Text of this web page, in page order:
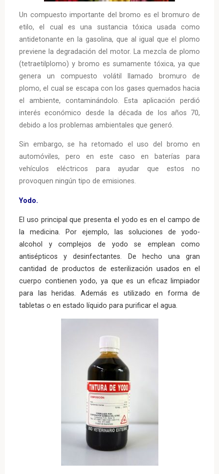
Un compuesto importante del bromo es el bromuro de
etilo, el cual es una sustancia tóxica usada como
antidetonante en la gasolina, que al igual que el plomo
previene la degradación del motor. La mezcla de plomo
(tetraetilplomo) y bromo es sumamente tóxica, ya que
genera un compuesto volátil llamado bromuro de
plomo, el cual se escapa con los gases quemados hacia
el ambiente, contaminándolo. Esta aplicación perdió
interés económico desde la década de los años 70,
debido a los problemas ambientales que generó.
Sin embargo, se ha retomado el uso del bromo en
automóviles, pero en este caso en baterías para
vehículos eléctricos para ayudar que estos no
provoquen ningún tipo de emisiones.
Yodo.
El uso principal que presenta el yodo es en el campo de
la medicina. Por ejemplo, las soluciones de yodo-
alcohol y complejos de yodo se emplean como
antisépticos y desinfectantes. De hecho una gran
cantidad de productos de esterilización usados en el
cuerpo contienen yodo, ya que es un eficaz limpiador
para las heridas. Además es utilizado en forma de
tabletas o en estado líquido para purificar el agua.